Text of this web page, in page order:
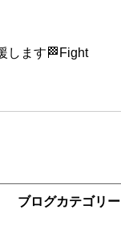
します🏁Fight
ブログカテゴリー